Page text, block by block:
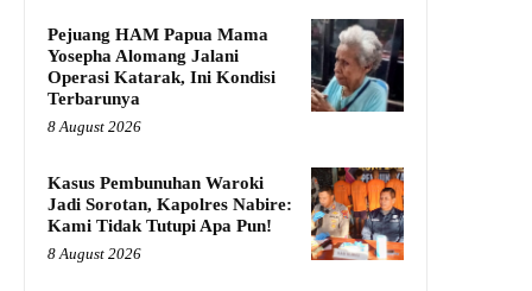
Pejuang HAM Papua Mama
Yosepha Alomang Jalani
Operasi Katarak, Ini Kondisi
Terbarunya
8 August 2026
Kasus Pembunuhan Waroki
Jadi Sorotan, Kapolres Nabire:
Kami Tidak Tutupi Apa Pun!
8 August 2026